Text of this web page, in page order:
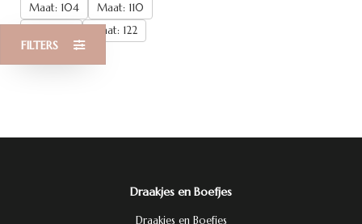
FILTERS
Maat: 104
Maat: 110
Maat: 122
Maat: 128
Draakjes en Boefjes
Draakjes en Boefjes